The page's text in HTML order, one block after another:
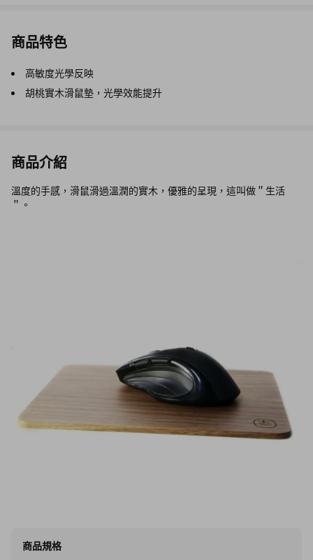
商品特色
高敏度光學反映
胡桃實木滑鼠墊，光學效能提升
商品介紹
溫度的手感，滑鼠滑過溫潤的實木，優雅的呈現，這叫做＂生活
＂。
商品規格